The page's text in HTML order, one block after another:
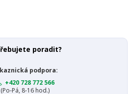
poradit?
podpora:
+420 728 772 566
(Po-Pá, 8-16 hod.)